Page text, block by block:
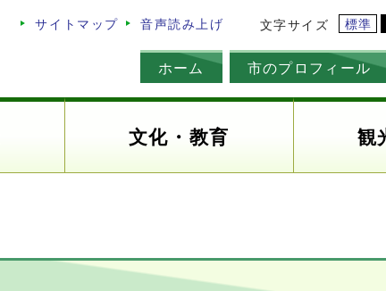
サイトマップ 音声読み上げ 文字サイズ 標準
ホーム 市のプロフィール
文化・教育 観